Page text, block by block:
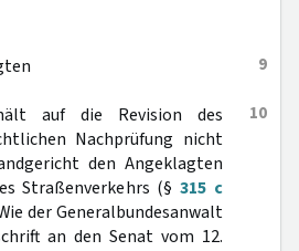
9
10
auf die Revision des
Nachprüfung nicht
den Angeklagten
Straßenverkehrs (§315 c
der Generalbundesanwalt
an den Senat vom 12.